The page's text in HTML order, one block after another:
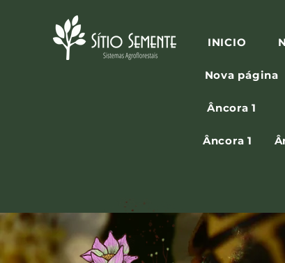
INICIO
Nova página
Âncora 1
Âncora 1